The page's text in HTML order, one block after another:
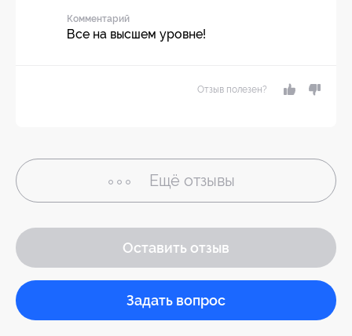
Комментарий
Все на высшем уровне!
Отзыв полезен?
Ещё отзывы
Оставить отзыв
Задать вопрос